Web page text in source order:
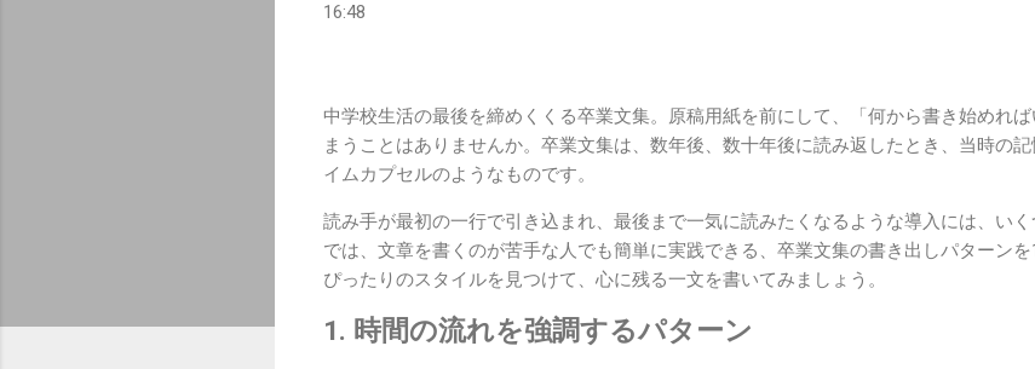
16:48
中学校生活の最後を締めくくる卒業文集。原稿用紙を前にして、「何から書き始めれ
まうことはありませんか。卒業文集は、数年後、数十年後に読み返したとき、当時の
イムカプセルのようなものです。
読み手が最初の一行で引き込まれ、最後まで一気に読みたくなるような導入には、い
では、文章を書くのが苦手な人でも簡単に実践できる、卒業文集の書き出しパターン
ぴったりのスタイルを見つけて、心に残る一文を書いてみましょう。
1. 時間の流れを強調するパターン